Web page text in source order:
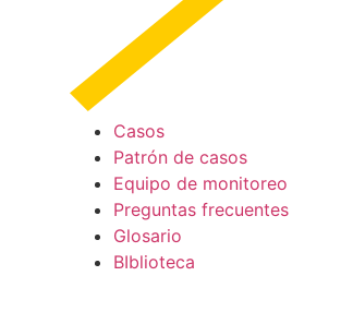
Casos
Patrón de casos
Equipo de monitoreo
Preguntas frecuentes
Glosario
BIblioteca